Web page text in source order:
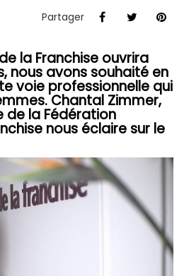
Partager
la Franchise ouvrira
nous avons souhaité en
voie professionnelle qui
Chantal Zimmer,
de la Fédération
nous éclaire sur le